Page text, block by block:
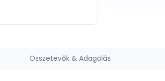
Összetevők & Adagolás